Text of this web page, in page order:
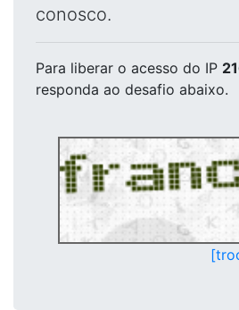
conosco.
Para liberar o acesso do IP
responda ao desafio abaixo.